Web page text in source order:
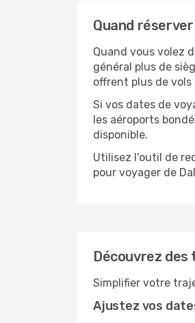
Quand
Quand vous volez
général plus de
offrent plus de
Si vos dates de
les aéroports
disponible.
Utilisez l'outil de
pour voyager de
Découvrez
Simplifier votre
Ajustez vos